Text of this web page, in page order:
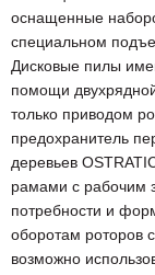
оснащенные
специальном
Дисковые пилы
помощи
только приводом
предохранитель
деревьев
рамами с рабочим
потребности и
оборотам роторов
возможно